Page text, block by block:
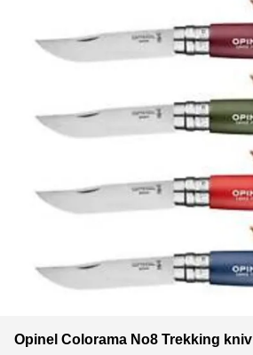
Opinel Colorama No8 Trekking kniv